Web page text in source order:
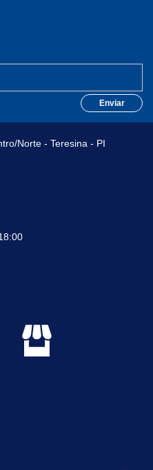
Enviar
Norte - Teresina - PI